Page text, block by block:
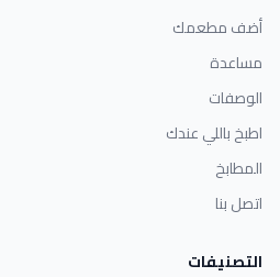
أضف مطعمك
مساعدة
الوصفات
اطبخ باللي عندك
المطابخ
اتصل بنا
التصنيفات